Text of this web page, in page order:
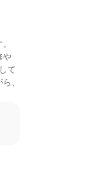
や
て
、